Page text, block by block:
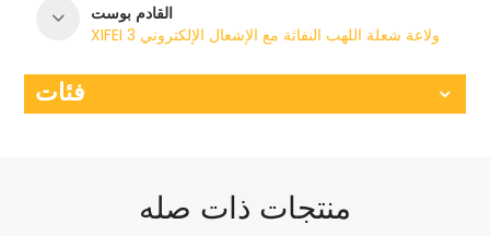
القادم بوست
XIFEI 3 ولاعة شعلة اللهب النفاثة مع الإشعال الإلكتروني
فئات
منتجات ذات صله